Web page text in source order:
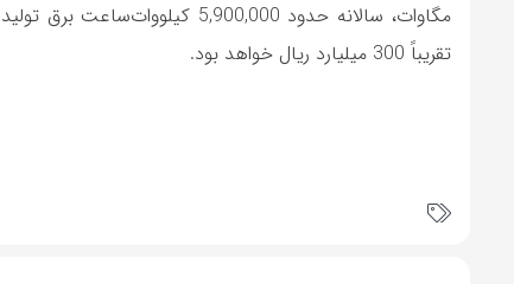
مگاوات، سالانه حدود
تقریباً 300 میلیارد ریال خواهد بود.